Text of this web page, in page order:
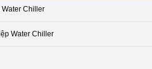
Chiller
Water Chiller